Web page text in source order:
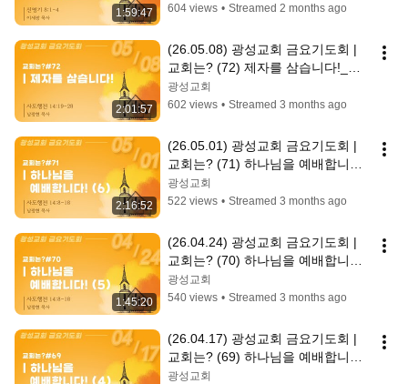
1:59:47
604 views • Streamed 2 months ago
2:01:57
(26.05.08) 광성교회 금요기도회 |
교회는? (72) 제자를 삼습니다!_남
광현 목사
광성교회
602 views • Streamed 3 months ago
2:16:52
(26.05.01) 광성교회 금요기도회 |
교회는? (71) 하나님을 예배합니다!
(6)_남광현 목사
광성교회
522 views • Streamed 3 months ago
1:45:20
(26.04.24) 광성교회 금요기도회 |
교회는? (70) 하나님을 예배합니다!
(5)_남광현 목사
광성교회
540 views • Streamed 3 months ago
(26.04.17) 광성교회 금요기도회 |
교회는? (69) 하나님을 예배합니다!
(4)_남광현 목사
광성교회